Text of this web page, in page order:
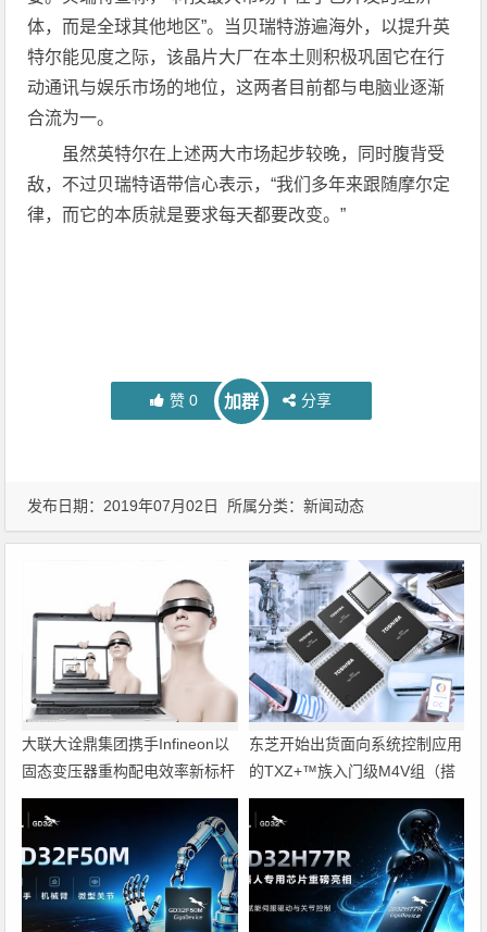
体，而是全球其他地区”。当贝瑞特游遍海外，以提升英
特尔能见度之际，该晶片大厂在本土则积极巩固它在行
动通讯与娱乐市场的地位，这两者目前都与电脑业逐渐
合流为一。
虽然英特尔在上述两大市场起步较晚，同时腹背受
敌，不过贝瑞特语带信心表示，“我们多年来跟随摩尔定
律，而它的本质就是要求每天都要改变。”
赞 0 加群 分享
发布日期：2019年07月02日 所属分类：新闻动态
大联大诠鼎集团携手Infineon以
固态变压器重构配电效率新标杆
东芝开始出货面向系统控制应用
的TXZ+™族入门级M4V组（搭
载Arm Cortex‑M4内核的标准微
控制器）工程样品